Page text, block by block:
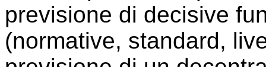
previsione di decisive
(normative, standard,